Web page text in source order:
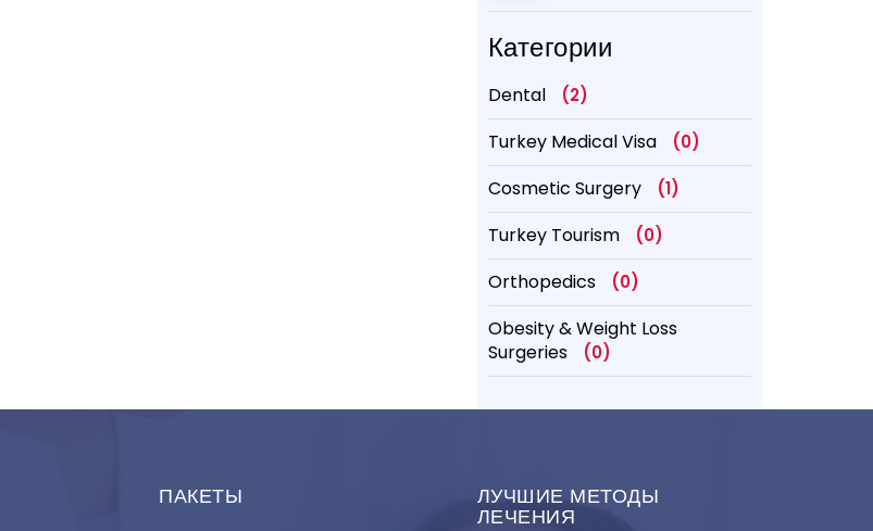
Категории
Dental (2)
Turkey Medical Visa (0)
Cosmetic Surgery (1)
Turkey Tourism (0)
Orthopedics (0)
Obesity & Weight Loss
Surgeries
(0)
ПАКЕТЫ ЛУЧШИЕ МЕТОДЫ
ЛЕЧЕНИЯ